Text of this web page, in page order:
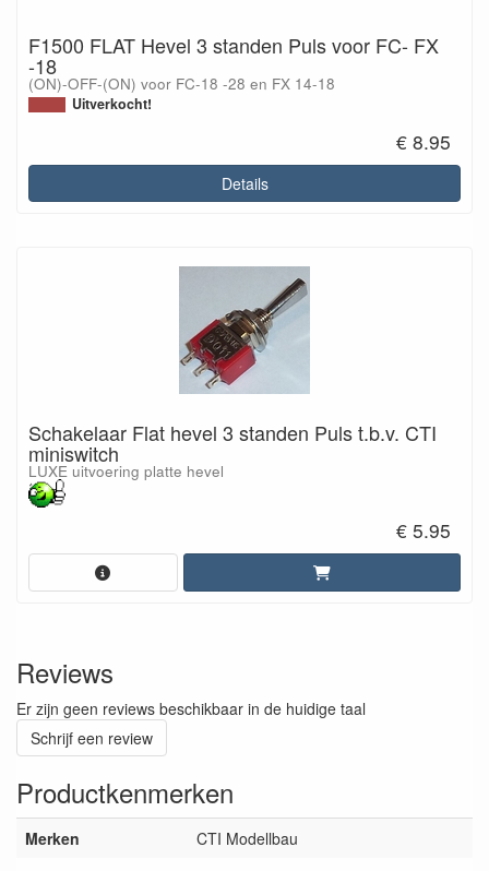
F1500 FLAT Hevel 3 standen Puls voor FC- FX
-18
(ON)-OFF-(ON) voor FC-18 -28 en FX 14-18
Uitverkocht!
€ 8.95
Details
Schakelaar Flat hevel 3 standen Puls t.b.v. CTI
miniswitch
LUXE uitvoering platte hevel
€ 5.95
Reviews
Er zijn geen reviews beschikbaar in de huidige taal
Schrijf een review
Productkenmerken
Merken CTI Modellbau